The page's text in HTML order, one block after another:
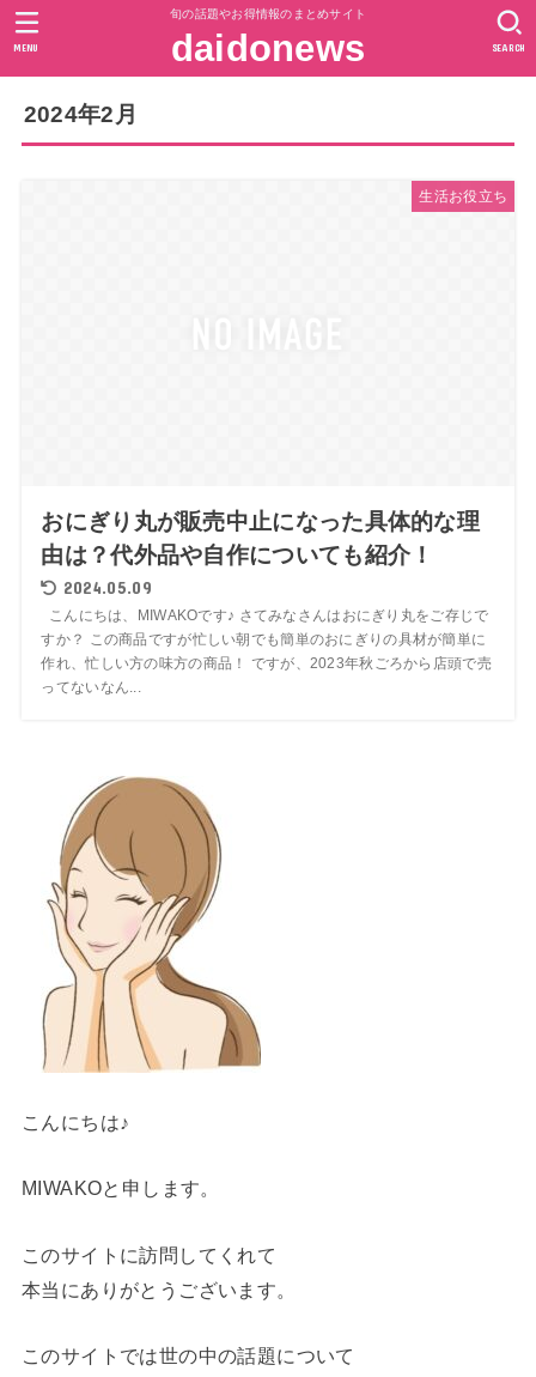
旬の話題やお得情報のまとめサイト
daidonews SEARCH
MENU
2024年2月
生活お役立ち
おにぎり丸が販売中止になった具体的な理
由は？代外品や自作についても紹介！
2024.05.09
こんにちは、MIWAKOです♪ さてみなさんはおにぎり丸をご存じで
すか？ この商品ですが忙しい朝でも簡単のおにぎりの具材が簡単に
作れ、忙しい方の味方の商品！ ですが、2023年秋ごろから店頭で売
ってないなん...
こんにちは♪
MIWAKOと申します。
このサイトに訪問してくれて
本当にありがとうございます。
このサイトでは世の中の話題について